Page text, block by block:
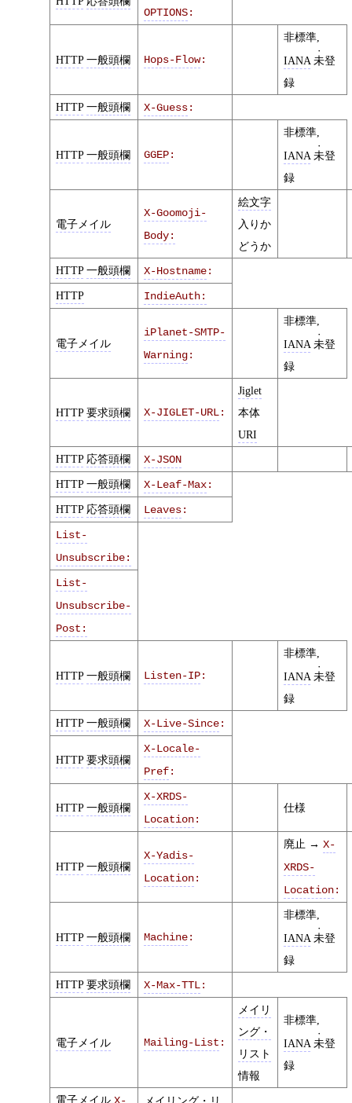
OPTIONS:
HTTP 一般頭欄 Hops-Flow:
非標準,
IANA 未登
録
HTTP 一般頭欄 X-Guess:
HTTP 一般頭欄 GGEP:
非標準,
IANA 未登
録
電子メイル
X-Goomoji-
Body:
絵文字
入りか
どうか
HTTP 一般頭欄 X-Hostname:
HTTP
IndieAuth:
電子メイル
iPlanet-SMTP-
Warning:
非標準,
IANA 未登
録
HTTP 要求頭欄 X-JIGLET-URL:
Jiglet
本体
URI
HTTP 応答頭欄
X-JSON
HTTP 一般頭欄 X-Leaf-Max:
HTTP 応答頭欄 Leaves:
List-
Unsubscribe:
List-
Unsubscribe-
Post:
HTTP 一般頭欄 Listen-IP:
非標準,
IANA 未登
録
HTTP 一般頭欄 X-Live-Since:
HTTP 要求頭欄
X-Locale-
Pref:
HTTP 一般頭欄
X-XRDS-
Location:
仕様
HTTP 一般頭欄
X-Yadis-
Location:
廃止 →X-
XRDS-
Location:
HTTP 一般頭欄 Machine:
非標準,
IANA 未登
録
HTTP 要求頭欄 X-Max-TTL:
電子メイル Mailing-List :
メイリ
ング・
リスト
情報
非標準,
IANA 未登
録
電子メイル ,